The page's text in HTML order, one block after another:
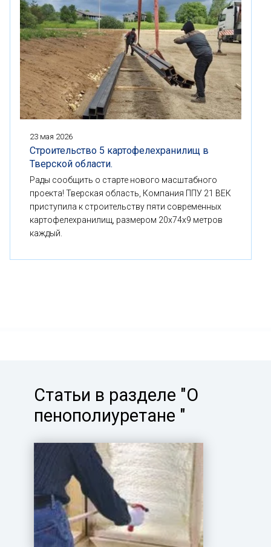
23 мая 2026
Строительство 5 картофелехранилищ в
Тверской области.
Рады сообщить о старте нового масштабного
проекта! Тверская область, Компания ППУ 21 ВЕК
приступила к строительству пяти современных
картофелехранилищ, размером 20x74x9 метров
каждый.
Статьи в разделе "О
пенополиуретане "